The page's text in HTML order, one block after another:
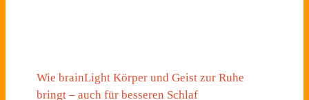
Wie brainLight Körper und Geist zur Ruhe
bringt – auch für besseren Schlaf